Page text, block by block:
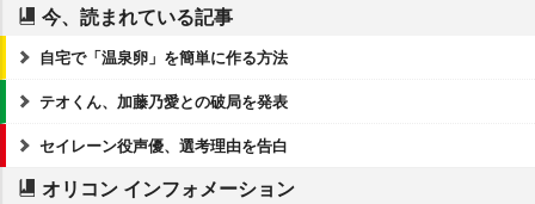
今、読まれている記事
自宅で「温泉卵」を簡単に作る方法
テオくん、加藤乃愛との破局を発表
セイレーン役声優、選考理由を告白
オリコン インフォメーション